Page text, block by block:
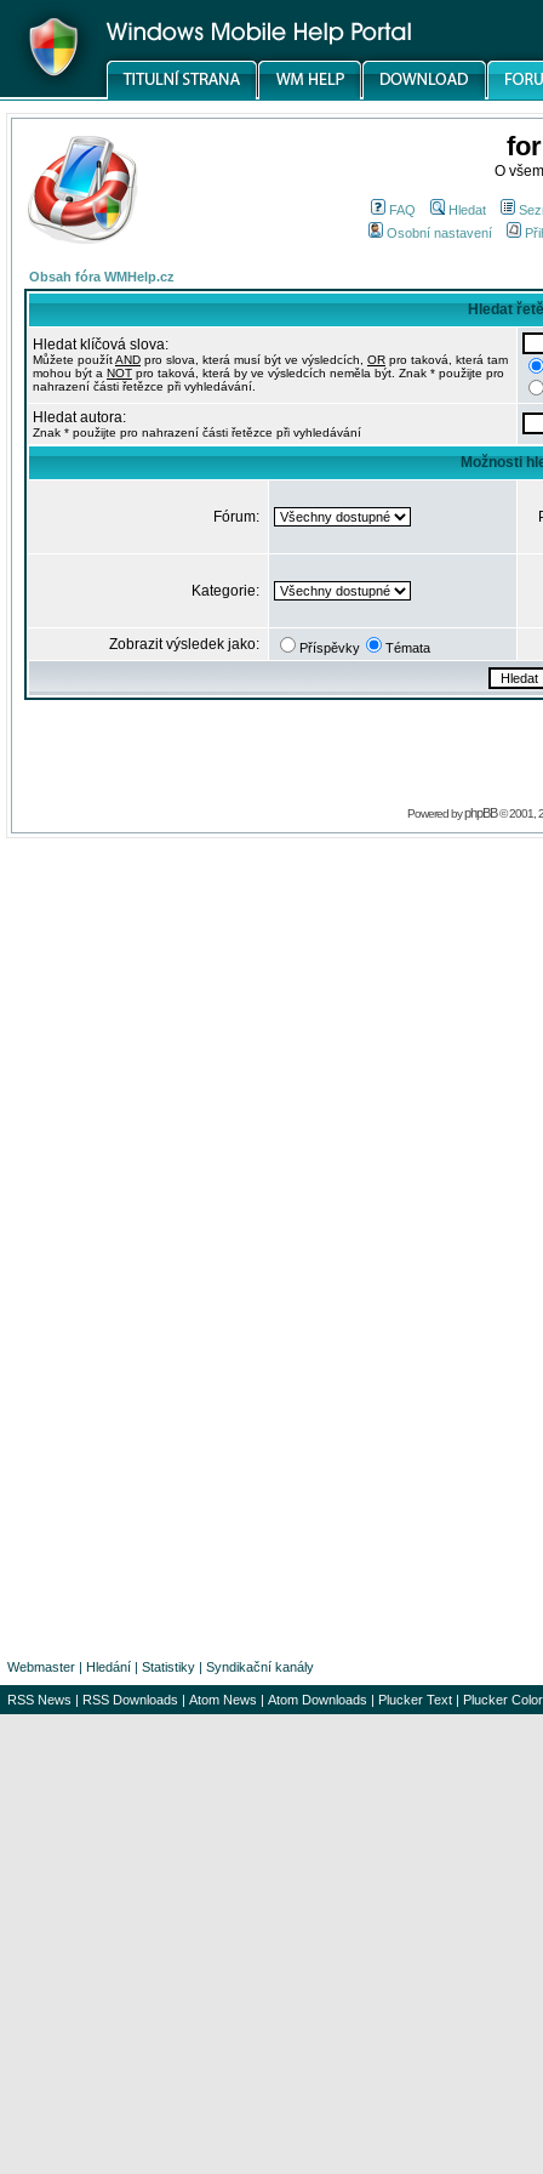
O
FAQ Hledat
Osobní nastavení
Obsah fóra WMHelp.cz
Hledat
Hledat klíčová slova:
Můžete použítAND pro slova, která musí být ve výsledcích, OR pro taková, která tam
mohou být a NOT pro taková, která by ve výsledcích neměla být. Znak * použijte pro
nahrazení části řetězce při vyhledávání.
Hledat autora:
Znak * použijte pro nahrazení části řetězce při vyhledávání
Možnosti
Fórum:
Kategorie:
Zobrazit výsledek jako: Příspěvky Témata
Powered byphpBB© 2001,
Webmaster | Hledání | Statistiky | Syndikační kanály
RSS News | RSS Downloads | Atom News | Atom Downloads | Plucker Text | Plucker Color